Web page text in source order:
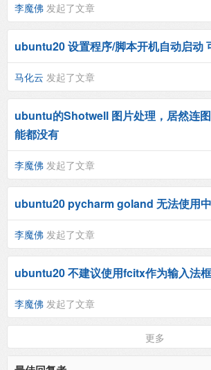
李魔佛 发起了文章
ubuntu20 设置程序/脚本开机自动启动
马化云 发起了文章
ubuntu的Shotwell 图片处理，居然连
能都没有
李魔佛 发起了文章
ubuntu20 pycharm goland 无法使用
李魔佛 发起了文章
ubuntu20 不建议使用fcitx作为输入法
李魔佛 发起了文章
更多